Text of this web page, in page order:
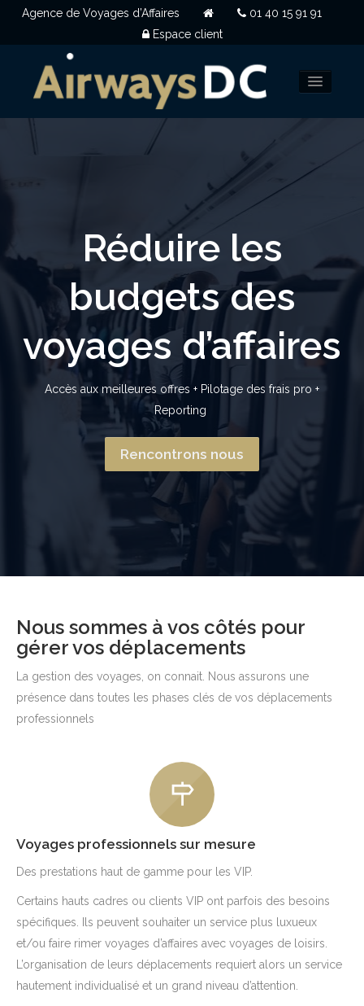
Agence de Voyages d’Affaires
01 40 15 91 91
Espace client
OUVERTURE DE COMPTE
NOUS CONTACTER
Réduire les
budgets des
voyages d’affaires
Accès aux meilleures offres + Pilotage des frais pro +
Reporting
Rencontrons nous
Nous sommes à vos côtés pour
gérer vos déplacements
La gestion des voyages, on connait. Nous assurons une
présence dans toutes les phases clés de vos déplacements
professionnels
Voyages professionnels sur mesure
Des prestations haut de gamme pour les VIP.
Certains hauts cadres ou clients VIP ont parfois des besoins
spécifiques. Ils peuvent souhaiter un service plus luxueux
et/ou faire rimer voyages d’affaires avec voyages de loisirs.
L’organisation de leurs déplacements requiert alors un service
hautement individualisé et un grand niveau d’attention.